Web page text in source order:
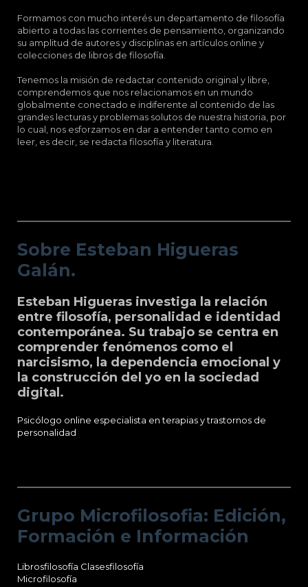
Formamos con mucho interés un departamento de filosofía
abierto a todas las corrientes de pensamiento, organizando
su amplitud de autores y disciplinas en artículos online y
colecciones de libros de filosofía.
Tenemos la misión de redactar contenido original y libre,
comprendemos que nos relacionamos en un mundo
globalmente conectado e indiferente al contenido de las
grandes lecturas y problemas solutos de nuestra historia, por
lo cual, nos esforzamos en dar a entender tanto como en
leer, es decir, se redacta filosofía y literatura.
Sobre Esteban Higueras
Galán.
Esteban Higueras investiga la relación
entre filosofía, personalidad e identidad
contemporánea. Su trabajo se centra en
comprender fenómenos como el
narcisismo, la dependencia emocional y
la construcción del yo en la sociedad
digital.
Psicólogo online especialista en terapias y trastornos de
personalidad
Grupo Microfilosofia: Edición,
Formación e Información
Librosfilosofía Clasesfilosofía
Microfilosofía